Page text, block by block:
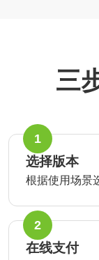
三
1
选择版本
根据使用场景
2
在线支付